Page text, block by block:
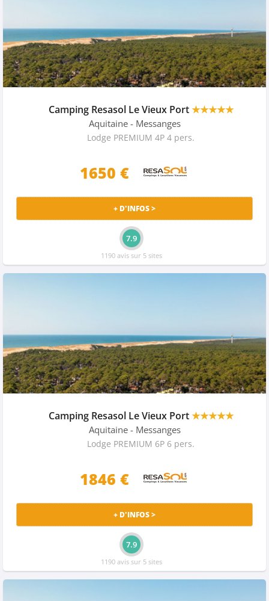
Camping Resasol Le Vieux Port★★★★★
Aquitaine - Messanges
Lodge PREMIUM 4P 4 pers.
1650 €
+ D'INFOS >
7.9
1190 avis sur 5 sites
Camping Resasol Le Vieux Port★★★★★
Aquitaine - Messanges
Lodge PREMIUM 6P 6 pers.
1846 €
+ D'INFOS >
7.9
1190 avis sur 5 sites